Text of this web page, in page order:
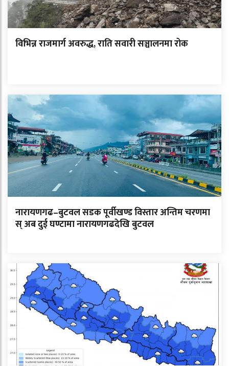
विभिन्न राजमार्ग अवरुद्ध, राति सवारी सञ्चालनमा रोक
नारायणगढ–बुटवल सडक पूर्वीखण्ड विस्तार अन्तिम चरणमा
स् अब दुई घण्टामा नारायणगढदेखि बुटवल